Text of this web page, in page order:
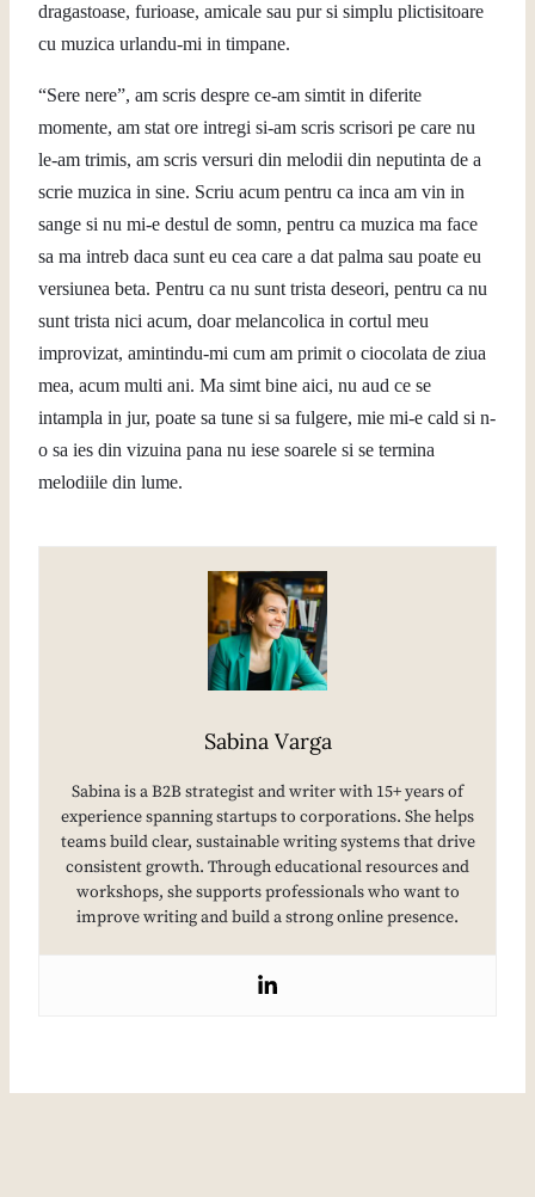
dragastoase, furioase, amicale sau pur si simplu plictisitoare
cu muzica urlandu-mi in timpane.
“Sere nere”, am scris despre ce-am simtit in diferite
momente, am stat ore intregi si-am scris scrisori pe care nu
le-am trimis, am scris versuri din melodii din neputinta de a
scrie muzica in sine. Scriu acum pentru ca inca am vin in
sange si nu mi-e destul de somn, pentru ca muzica ma face
sa ma intreb daca sunt eu cea care a dat palma sau poate eu
versiunea beta. Pentru ca nu sunt trista deseori, pentru ca nu
sunt trista nici acum, doar melancolica in cortul meu
improvizat, amintindu-mi cum am primit o ciocolata de ziua
mea, acum multi ani. Ma simt bine aici, nu aud ce se
intampla in jur, poate sa tune si sa fulgere, mie mi-e cald si n-
o sa ies din vizuina pana nu iese soarele si se termina
melodiile din lume.
Sabina Varga
Sabina is a B2B strategist and writer with 15+ years of
experience spanning startups to corporations. She helps
teams build clear, sustainable writing systems that drive
consistent growth. Through educational resources and
workshops, she supports professionals who want to
improve writing and build a strong online presence.